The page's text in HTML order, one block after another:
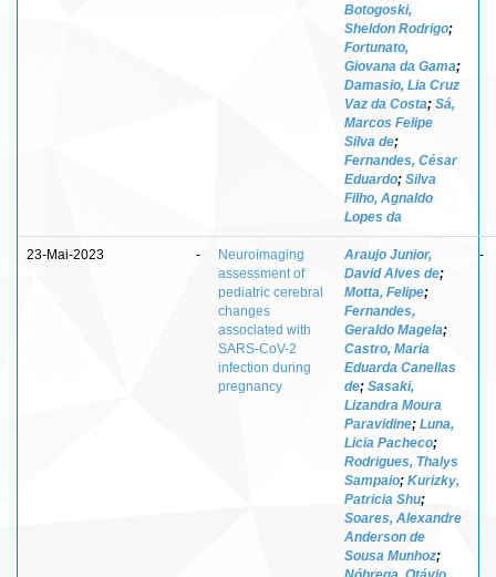
Botogoski,
Sheldon Rodrigo;
Fortunato,
Giovana da Gama;
Damasio, Lia Cruz
Vaz da Costa; Sá,
Marcos Felipe
Silva de;
Fernandes, César
Eduardo; Silva
Filho, Agnaldo
Lopes da
23-Mai-2023 -
Neuroimaging
assessment of
pediatric cerebral
changes
associated with
SARS-CoV-2
infection during
pregnancy
Araujo Junior,
David Alves de;
Motta, Felipe;
Fernandes,
Geraldo Magela;
Castro, Maria
Eduarda Canellas
de; Sasaki,
Lizandra Moura
Paravidine; Luna,
Licia Pacheco;
Rodrigues, Thalys
Sampaio; Kurizky,
Patricia Shu;
Soares, Alexandre
Anderson de
Sousa Munhoz;
-